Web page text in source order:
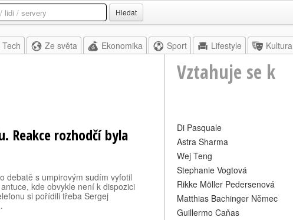
Hledat
Tech Ze světa Ekonomika Sport Lifestyle Kultura
Vztahuje se k
Reakce rozhodčí byla
debatě s umpirovým sudím vyfotil
kde obvykle není k dispozici
si pořídili třeba Sergej
Di Pasquale
Astra Sharma
Wej Teng
Stephanie Vogtová
Rikke Möller Pedersenová
Matthias Bachinger Němec
Guillermo Caňas